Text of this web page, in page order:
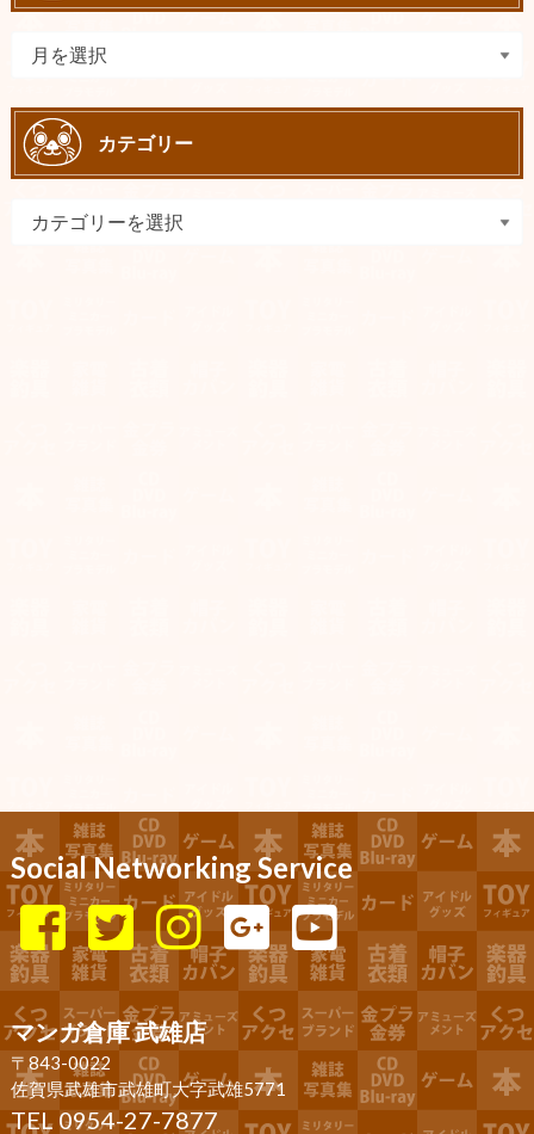
カテゴリー
Social Networking Service
マンガ倉庫 武雄店
〒843-0022
佐賀県武雄市武雄町大字武雄5771
TEL 0954-27-7877